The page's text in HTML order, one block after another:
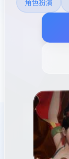
角色扮演